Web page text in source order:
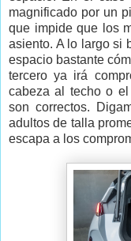
magnificado por un
que impide que los
asiento. A lo largo si
espacio bastante
tercero ya irá
cabeza al techo o el
son correctos.
adultos de talla
escapa a los